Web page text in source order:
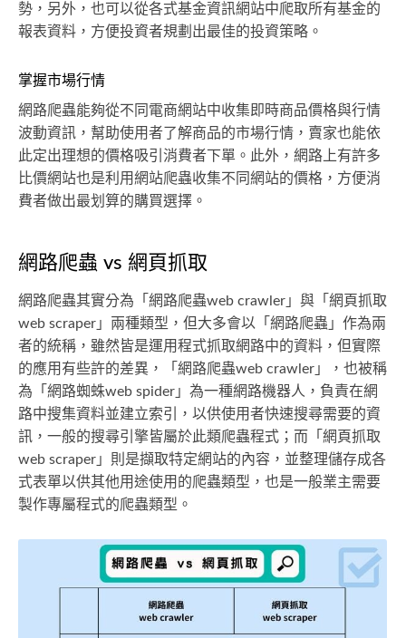
勢，另外，也可以從各式基金資訊網站中爬取所有基金的
報表資料，方便投資者規劃出最佳的投資策略。
掌握市場行情
網路爬蟲能夠從不同電商網站中收集即時商品價格與行情
波動資訊，幫助使用者了解商品的市場行情，賣家也能依
此定出理想的價格吸引消費者下單。此外，網路上有許多
比價網站也是利用網站爬蟲收集不同網站的價格，方便消
費者做出最划算的購買選擇。
網路爬蟲 vs 網頁抓取
網路爬蟲其實分為「網路爬蟲web crawler」與「網頁抓取
web scraper」兩種類型，但大多會以「網路爬蟲」作為兩
者的統稱，雖然皆是運用程式抓取網路中的資料，但實際
的應用有些許的差異，「網路爬蟲web crawler」，也被稱
為「網路蜘蛛web spider」為一種網路機器人，負責在網
路中搜集資料並建立索引，以供使用者快速搜尋需要的資
訊，一般的搜尋引擎皆屬於此類爬蟲程式；而「網頁抓取
web scraper」則是擷取特定網站的內容，並整理儲存成各
式表單以供其他用途使用的爬蟲類型，也是一般業主需要
製作專屬程式的爬蟲類型。